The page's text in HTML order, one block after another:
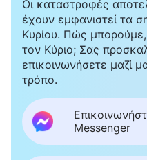
Οι καταστροφές
έχουν εμφανιστεί τα
Κυρίου. Πώς
τον Κύριο; Σας
επικοινωνήσετε μαζί
τρόπο.
Messenger